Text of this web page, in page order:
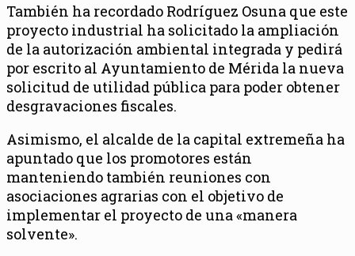
También ha recordado Rodríguez Osuna que este
proyecto industrial ha solicitado la ampliación
de la autorización ambiental integrada y pedirá
por escrito al Ayuntamiento de Mérida la nueva
solicitud de utilidad pública para poder obtener
desgravaciones fiscales.
Asimismo, el alcalde de la capital extremeña ha
apuntado que los promotores están
manteniendo también reuniones con
asociaciones agrarias con el objetivo de
implementar el proyecto de una «manera
solvente».